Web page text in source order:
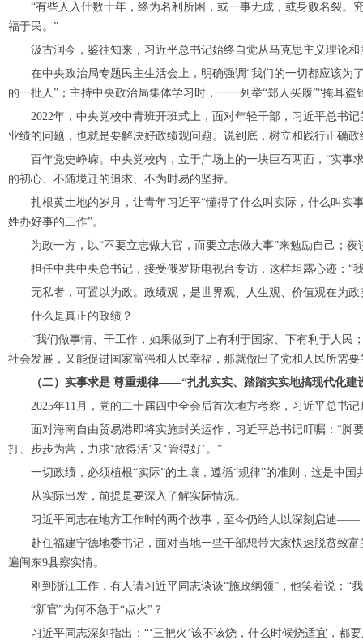
“有些人入仕数十年，终为名利所困，或一事无成，或身败名裂。究
福于民。”
汲古润今，鉴往知来，习近平总书记始终自觉从马克思主义理论和
在中央政治局专题民主生活会上，明确强调“我们的一切都应该为
的一批人”；主持中央政治局集体学习时，一一列举“郑人买履”“掩耳
2022年，中央党校中青班开班式上，面对年轻干部，习近平总书记
业绩的问题，也就是要解决好政绩观问题。说到底，树立和践行正确
百年党史峥嵘。中央党校内，立于广场上的一块巨石两面，“实事
的初心、不随境迁的追求、不为时易的坚持。
扎根黄土地的岁月，让青年习近平“懂得了什么叫实际，什么叫实
姓办好事的工作”。
为政一方，以“不要立志做大官，而要立志做大事”来勉励自己；夜
担任中共中央总书记，接受俄罗斯电视台专访，这样坦露心迹：“
无私者，可置以为政。政绩观，是世界观、人生观、价值观在为政
什么是真正的政绩？
“我们做事情、干工作，如果做到了上有利于国家、下有利于人民
社会发展，又能促进国家富强和人民幸福，那就做出了党和人民所需要
（二）实事求是 尊重规律——“扎扎实实、踏踏实实地搞现代化建
2025年11月，党的二十届四中全会后首次地方考察，习近平总书记
面对海南自由贸易港即将实施封关运作，习近平总书记叮嘱：“脚
打、步步为营，力求‘放得活’又‘管得好’。”
一切政绩，必须植根“实际”的土壤，遵循“规律”的准则，这是中国
从实际出发，前提是要深入了解实际情况。
习近平同志在地方工作时的两个故事，至今仍给人以深刻启迪——
赴任福建宁德地委书记，面对当地一些干部想带大家快速脱贫致富
遍闽东9县察实情。
刚到浙江工作，有人请习近平同志谈谈“施政纲领”，他笑着说：“
“新官”为何不急于“点火”？
习近平同志深刻指出：“‘三把火’该不该烧，什么时候烧适宜，都